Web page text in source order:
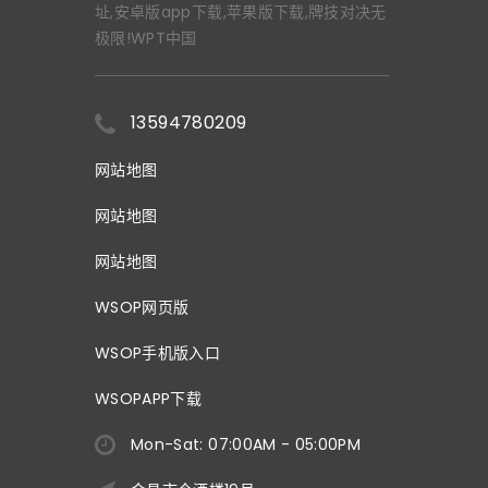
址,安卓版app下载,苹果版下载,牌技对决无
极限!WPT中国
13594780209
网站地图
网站地图
网站地图
WSOP网页版
WSOP手机版入口
WSOPAPP下载
Mon-Sat: 07:00AM - 05:00PM